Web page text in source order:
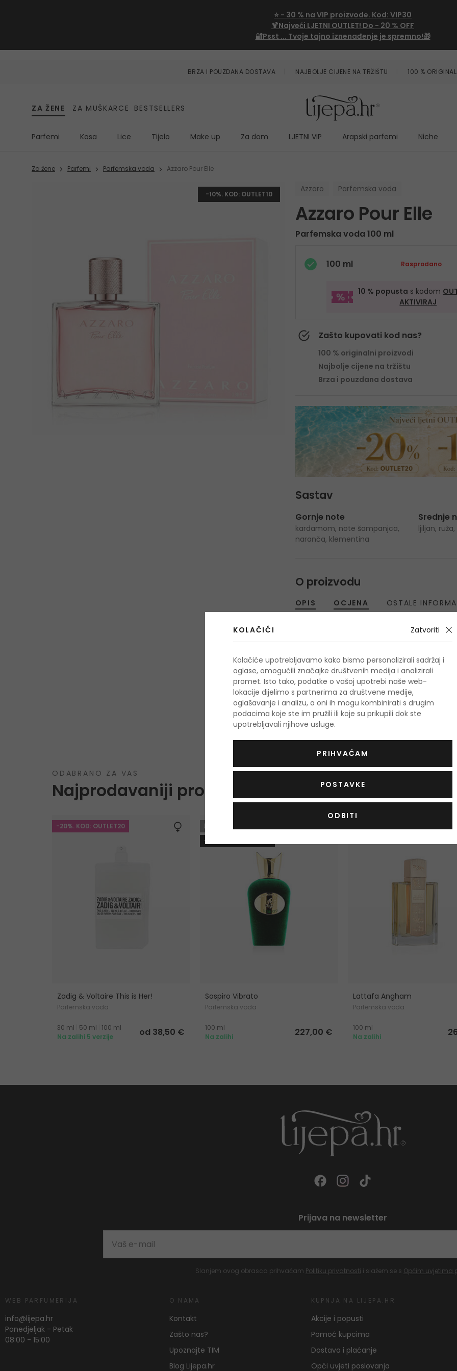
⭐ - 30 % na VIP proizvode. Kod: VIP30
🍹Najveći LJETNI OUTLET! Do - 20 % OFF
🔐Psst ... Tvoje tajno iznenađenje je spremno!🎁
BRZA I POUZDANA DOSTAVA NAJBOLJE CIJENE NA TRŽIŠTU 100 %
ZA ŽENE ZA MUŠKARCE BESTSELLERS
Parfemi Kosa Lice Tijelo Make up Za dom LJETNI VIP Arapski parfemi Niche
Za žene Parfemi Parfemska voda Azzaro Pour Elle
-10%. KOD: OUTLET10
Azzaro Parfemska voda
Azzaro Pour Elle
Parfemska voda 100 ml
100 ml Rasprodano
10 % popusta s kodom
AKTIVIRAJ
Zašto kupovati kod nas?
100 % originalni proizvodi
Najbolje cijene na tržištu
Brza i pouzdana dostava
Sastav
Gornje note
kardamom, note šampanjca,
naranča, klementina
Srednje
ljiljan,
O proizvodu
OPIS OCJENA
Još nema
OSTALE
ODABRANO ZA VAS
Najprodavaniji proizvodi
-20%. KOD: OUTLET20
Zadig & Voltaire This is Her!
Parfemska voda
30 ml 50 ml
100 ml
Na zalihi 5 verzije
od 38,50 €
-10%. KOD: OUTLET10
Sospiro Vibrato
Parfemska voda
100 ml
Na zalihi
227,00 €
Lattafa Angham
Parfemska voda
100 ml
Na zalihi
Prijava na newsletter
Slanjem ovog obrasca prihvaćam Politiku privatnosti i slažem se s Općim uvjetima
WEB PARFUMERIJA
info@lijepa.hr
Ponedjeljak - Petak
08:00 - 15:00
O NAMA
Kontakt
Zašto nas?
Upoznajte TIM
Blog Lijepa.hr
KUPNJA NA LIJEPA.HR
Akcije i popusti
Pomoć kupcima
Dostava i plaćanje
Opći uvjeti poslovanja
KOLAČIĆI Zatvoriti
Kolačiće upotrebljavamo kako bismo personalizirali sadržaj i
oglase, omogućili značajke društvenih medija i analizirali
promet. Isto tako, podatke o vašoj upotrebi naše web-
lokacije dijelimo s partnerima za društvene medije,
oglašavanje i analizu, a oni ih mogu kombinirati s drugim
podacima koje ste im pružili ili koje su prikupili dok ste
upotrebljavali njihove usluge.
PRIHVAĆAM
POSTAVKE
ODBITI